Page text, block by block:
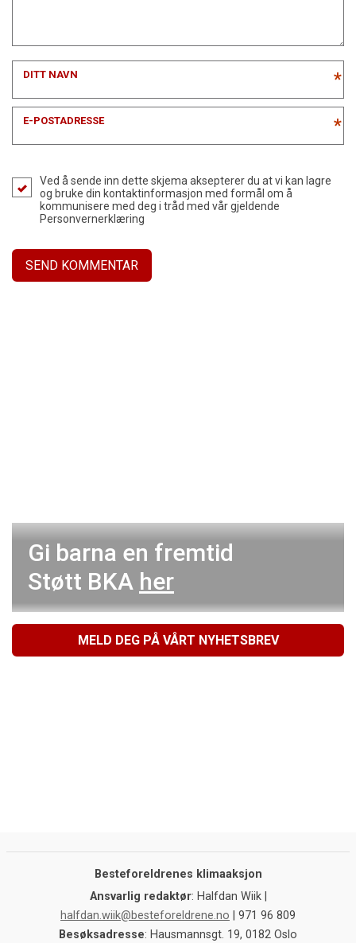
DITT NAVN *
E-POSTADRESSE *
Ved å sende inn dette skjema aksepterer du at vi kan lagre
og bruke din kontaktinformasjon med formål om å
kommunisere med deg i tråd med vår gjeldende
Personvernerklæring
Gi barna en fremtid
Støtt BKA her
MELD DEG PÅ VÅRT NYHETSBREV
Besteforeldrenes klimaaksjon
Ansvarlig redaktør: Halfdan Wiik |
halfdan.wiik@besteforeldrene.no | 971 96 809
Besøksadresse: Hausmannsgt. 19, 0182 Oslo